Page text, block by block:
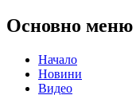
Основно меню
Начало
Новини
Видео